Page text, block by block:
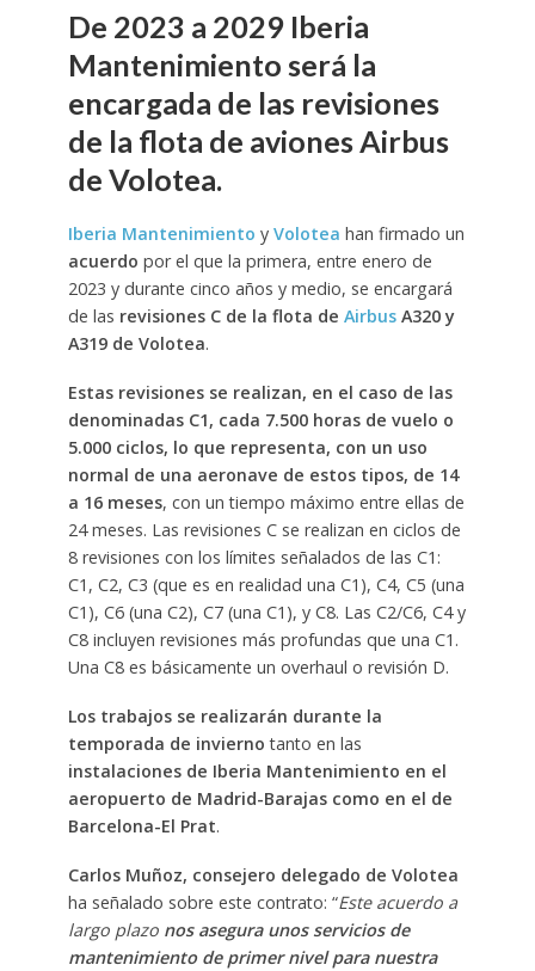
De 2023 a 2029 Iberia
Mantenimiento será la
encargada de las revisiones
de la flota de aviones Airbus
de Volotea.
Iberia Mantenimiento y Volotea han firmado un
acuerdo por el que la primera, entre enero de
2023 y durante cinco años y medio, se encargará
de las revisiones C de la flota de AirbusA320 y
A319 de Volotea.
Estas revisiones se realizan, en el caso de las
denominadas C1, cada 7.500 horas de vuelo o
5.000 ciclos, lo que representa, con un uso
normal de una aeronave de estos tipos, de 14
a 16 meses, con un tiempo máximo entre ellas de
24 meses. Las revisiones C se realizan en ciclos de
8 revisiones con los límites señalados de las C1:
C1, C2, C3 (que es en realidad una C1), C4, C5 (una
C1), C6 (una C2), C7 (una C1), y C8. Las C2/C6, C4 y
C8 incluyen revisiones más profundas que una C1.
Una C8 es básicamente un overhaul o revisión D.
Los trabajos se realizarán durante la
temporada de invierno tanto en las
instalaciones de Iberia Mantenimiento en el
aeropuerto de Madrid-Barajas como en el de
Barcelona-El Prat.
Carlos Muñoz, consejero delegado de Volotea
ha señalado sobre este contrato: “Este acuerdo a
largo plazo nos asegura unos servicios de
mantenimiento de primer nivel para nuestra